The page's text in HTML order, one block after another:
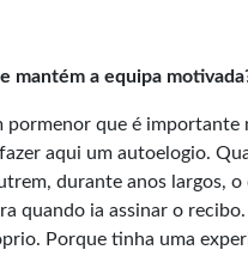
mantém a equipa
pormenor que é importante
aqui um autoelogio.
durante anos largos,
quando ia assinar o
Porque tinha uma